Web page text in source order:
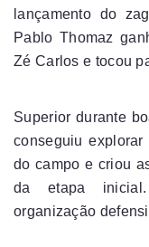
lançamento do
Pablo Thomaz
Zé Carlos e tocou
Superior durante
conseguiu
do campo e criou
da etapa
organização